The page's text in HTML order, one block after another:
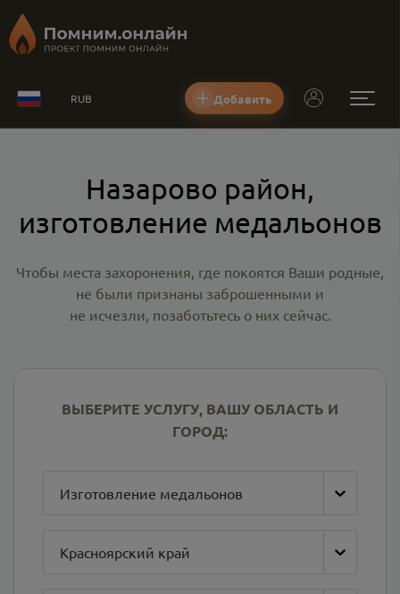
RUB Добавить
Назарово район,
изготовление медальонов
Чтобы места захоронения, где покоятся Ваши родные,
не были признаны заброшенными и
не исчезли, позаботьтесь о них сейчас.
ВЫБЕРИТЕ УСЛУГУ, ВАШУ ОБЛАСТЬ И
ГОРОД:
Изготовление медальонов
Красноярский край